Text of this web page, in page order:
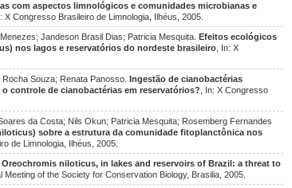
com aspectos limnológicos e comunidades microbianas e
X Congresso Brasileiro de Limnologia, Ilhéus, 2005.
Jandeson Brasil Dias; Patricia Mesquita. Efeitos ecológicos
nos lagos e reservatórios do nordeste brasileiro , In: X
Souza; Renata Panosso. Ingestão de cianobactérias
controle de cianobactérias em reservatórios?
, In: X Congresso
da Costa; Nils Okun; Patricia Mesquita; Rosemberg Fernandes
sobre a estrutura da comunidade fitoplanctônica nos
de Limnologia, Ilhéus, 2005.
niloticus, in lakes and reservoirs of Brazil: a threat to
Meeting of the Society for Conservation Biology, Brasilia, 2005.